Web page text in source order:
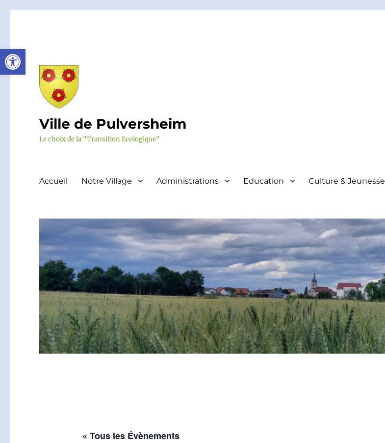
Ouvrir la barre d’outils
Ville de Pulversheim
Le choix de la "Transition Ecologique"
Accueil Notre Village Administrations Education Culture & Jeunesse
« Tous les Évènements